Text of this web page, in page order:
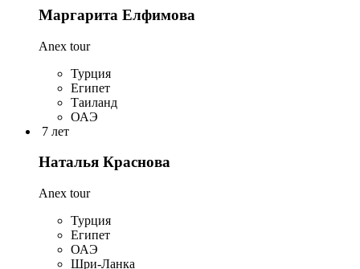
Маргарита Елфимова
Anex tour
Турция
Египет
Таиланд
ОАЭ
7 лет
Наталья Краснова
Anex tour
Турция
Египет
ОАЭ
Шри-Ланка